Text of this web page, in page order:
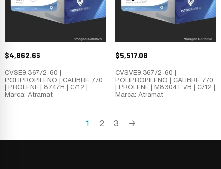
$4,862.66
CVSE9.367/2-60 |
POLIPROPILENO | CALIBRE 7/0
| PROLENE | 8747H | C/12 |
Marca: Atramat
$5,517.08
CVSVE9.367/2-60 |
POLIPROPILENO | CALIBRE 7/0
| PROLENE | M8304T VB | C/12 |
Marca: Atramat
1 2 3 →